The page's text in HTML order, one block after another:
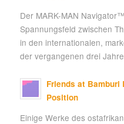
Der MARK-MAN
Spannungsfeld zwischen
in den internationalen,
der vergangenen drei
Friends at
Position
Einige Werke des